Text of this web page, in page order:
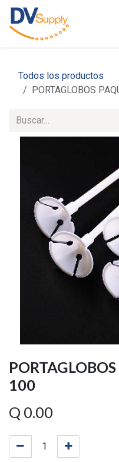
Ir al contenido
Todos los productos
PORTAGLOBOS
100
Q 0.00